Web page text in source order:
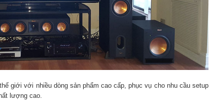
giới với nhiều dòng sản phẩm cao cấp, phục vụ cho nhu cầu setup
lượng cao.